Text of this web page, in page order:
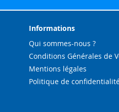
Informations
Qui sommes-nous ?
Conditions Générales de
Mentions légales
Politique de